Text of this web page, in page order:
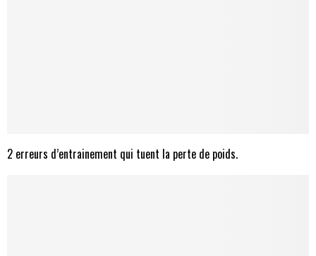
2 erreurs d’entrainement qui tuent la perte de poids.